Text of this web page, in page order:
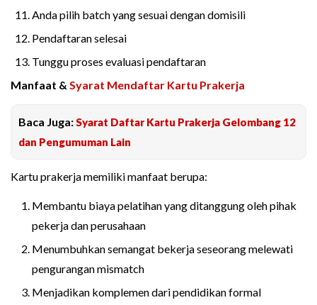
Anda pilih batch yang sesuai dengan domisili
Pendaftaran selesai
Tunggu proses evaluasi pendaftaran
Manfaat & Syarat Mendaftar Kartu Prakerja
Baca Juga: Syarat Daftar Kartu Prakerja Gelombang 12
dan Pengumuman Lain
Kartu prakerja memiliki manfaat berupa:
Membantu biaya pelatihan yang ditanggung oleh pihak
pekerja dan perusahaan
Menumbuhkan semangat bekerja seseorang melewati
pengurangan mismatch
Menjadikan komplemen dari pendidikan formal